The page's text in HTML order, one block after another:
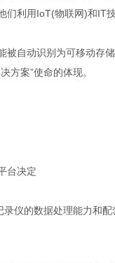
们利用IoT(物联网)和IT
动识别为可移动存储
方案”使命的体现。
台决定
的数据处理能力和配